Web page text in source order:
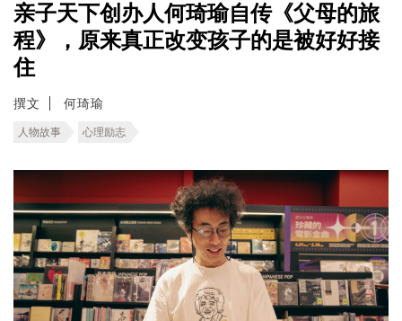
亲子天下创办人何琦瑜自传《父母的旅
程》，原来真正改变孩子的是被好好接
住
撰文 何琦瑜
人物故事 心理励志